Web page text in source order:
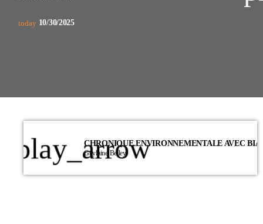
today 10/30/2025
play_arrow
Guylaine Belley